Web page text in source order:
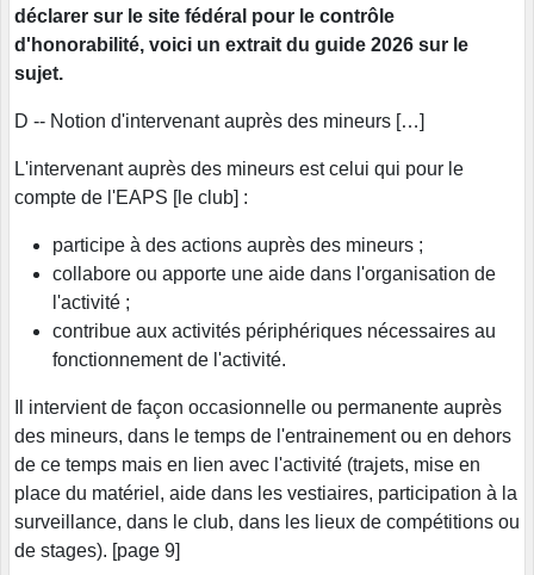
déclarer sur le site fédéral pour le contrôle
d'honorabilité, voici un extrait du guide 2026 sur le
sujet.
D -- Notion d'intervenant auprès des mineurs […]
L'intervenant auprès des mineurs est celui qui pour le
compte de l'EAPS [le club] :
participe à des actions auprès des mineurs ;
collabore ou apporte une aide dans l'organisation de
l'activité ;
contribue aux activités périphériques nécessaires au
fonctionnement de l'activité.
Il intervient de façon occasionnelle ou permanente auprès
des mineurs, dans le temps de l'entrainement ou en dehors
de ce temps mais en lien avec l'activité (trajets, mise en
place du matériel, aide dans les vestiaires, participation à la
surveillance, dans le club, dans les lieux de compétitions ou
de stages). [page 9]